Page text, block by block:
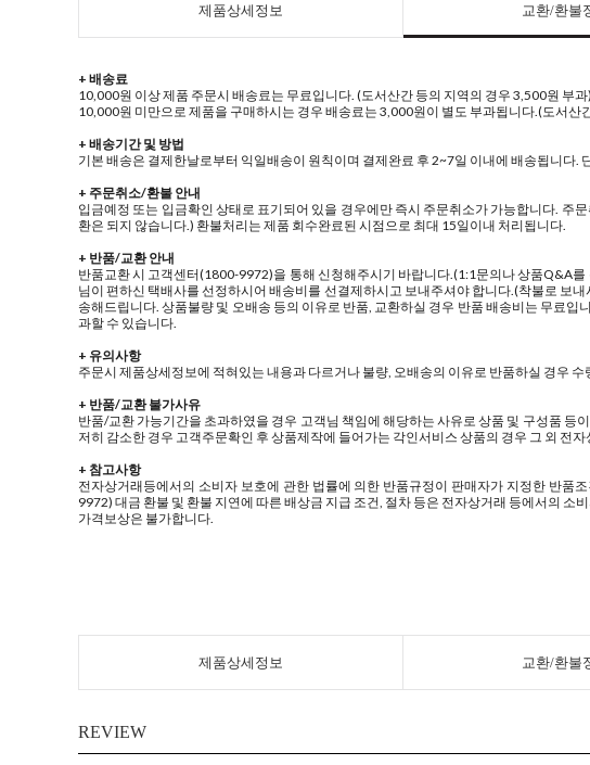
제품상세정보 교환/환불
+ 배송료
10,000원 이상 제품 주문시 배송료는 무료입니다. (도서산간 등의 지역의 경우 3,500원 부과)
10,000원 미만으로 제품을 구매하시는 경우 배송료는 3,000원이 별도 부과됩니다.(도서산
+ 배송기간 및 방법
기본 배송은 결제한날로부터 익일배송이 원칙이며 결제완료 후 2~7일 이내에 배송됩니다.
+ 주문취소/환불 안내
입금예정 또는 입금확인 상태로 표기되어 있을 경우에만 즉시 주문취소가 가능합니다. 주
환은 되지 않습니다.) 환불처리는 제품 회수완료된 시점으로 최대 15일이내 처리됩니다.
+ 반품/교환 안내
반품교환 시 고객센터(1800-9972)을 통해 신청해주시기 바랍니다.(1:1문의나 상품Q&A
님이 편하신 택배사를 선정하시어 배송비를 선결제하시고 보내주셔야 합니다.(착불로 보
송해드립니다. 상품불량 및 오배송 등의 이유로 반품, 교환하실 경우 반품 배송비는 무료
과할 수 있습니다.
+ 유의사항
주문시 제품상세정보에 적혀있는 내용과 다르거나 불량, 오배송의 이유로 반품하실 경우
+ 반품/교환 불가사유
반품/교환 가능기간을 초과하였을 경우 고객님 책임에 해당하는 사유로 상품 및 구성품 등
저히 감소한 경우 고객주문확인 후 상품제작에 들어가는 각인서비스 상품의 경우 그 외 전
+ 참고사항
전자상거래등에서의 소비자 보호에 관한 법률에 의한 반품규정이 판매자가 지정한 반
9972) 대금 환불 및 환불 지연에 따른 배상금 지급 조건, 절차 등은 전자상거래 등에서의
가격보상은 불가합니다.
제품상세정보 교환/환불
REVIEW